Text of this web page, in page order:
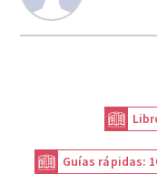
Guías rápidas: